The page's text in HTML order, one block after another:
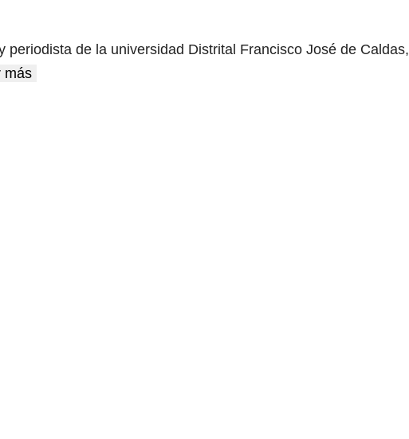
periodista de la universidad Distrital Francisco José de Caldas,
más